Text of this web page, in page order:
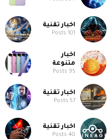
اخبار تقنية
101
اخبار
متنوعة
95
اخبار تقنية
57
اخبار تقنية
40